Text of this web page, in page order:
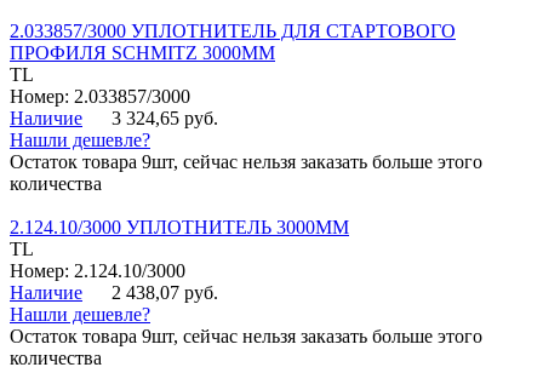
2.033857/3000 УПЛОТНИТЕЛЬ ДЛЯ СТАРТОВОГО
ПРОФИЛЯ SCHMITZ 3000ММ
TL
Номер: 2.033857/3000
Наличие
3 324,65 руб.
Нашли дешевле?
Остаток товара 9шт, сейчас нельзя заказать больше этого
количества
2.124.10/3000 УПЛОТНИТЕЛЬ 3000ММ
TL
Номер: 2.124.10/3000
Наличие
2 438,07 руб.
Нашли дешевле?
Остаток товара 9шт, сейчас нельзя заказать больше этого
количества